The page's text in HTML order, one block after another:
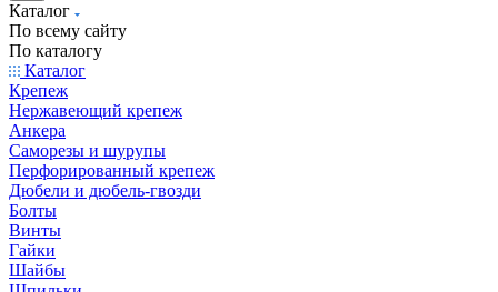
Каталог
По всему сайту
По каталогу
Каталог
Крепеж
Нержавеющий крепеж
Анкера
Саморезы и шурупы
Перфорированный крепеж
Дюбели и дюбель-гвозди
Болты
Винты
Гайки
Шайбы